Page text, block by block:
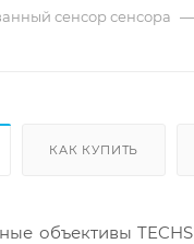
сенсор сенсора —
КАК КУПИТЬ
объективы